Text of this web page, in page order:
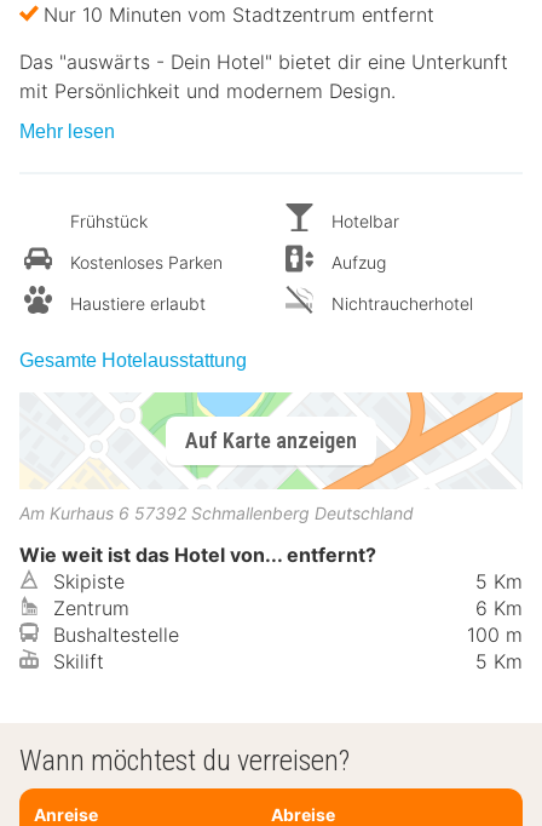
Nur 10 Minuten vom Stadtzentrum entfernt
Das "auswärts - Dein Hotel" bietet dir eine Unterkunft
mit Persönlichkeit und modernem Design.
Mehr lesen
Frühstück
Kostenloses Parken
Haustiere erlaubt
Hotelbar
Aufzug
Nichtraucherhotel
Gesamte Hotelausstattung
Auf Karte anzeigen
Am Kurhaus 6 57392 Schmallenberg Deutschland
Wie weit ist das Hotel von... entfernt?
Skipiste
5 Km
Zentrum
6 Km
Bushaltestelle
100 m
Skilift
5 Km
Wann möchtest du verreisen?
Anreise Abreise